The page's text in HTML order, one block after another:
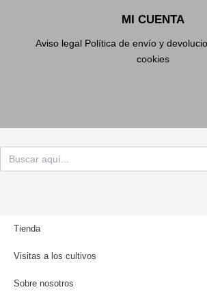
MI CUENTA
Aviso legal Política de envío y
cookies
Buscar:
Tienda
Visitas a los cultivos
Sobre nosotros